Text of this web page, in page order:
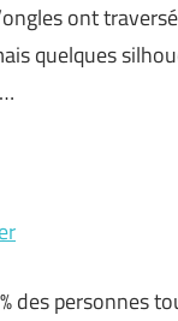
ont
quelques
des personnes